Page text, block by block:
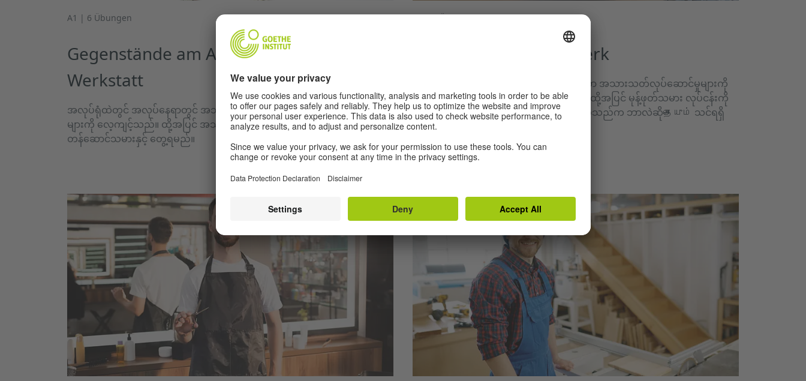
A1 | 6 Übungen
Gegenstände am Arbeitsplatz: In der
Werkstatt
အလုပ်ရုံထဲတွင် အလုပ်နေရာတွင် အသုံးပြုသော အရေးကြီးပစ္စည်းများ၏အမည်
များကို လေ့ကျင့်သည်။ ထို့အပြင် အသီးသီးက မှတ်တမ်းတင်သူ မာကို၊ တေး
တန်ဆောင်သမားနှင့် တွေ့ရမည်။
A2 | 6 Übungen
Tätigkeiten im Handwerk
ဤလေ့ကျင့်ခန်းများတွင် လက်မှုပညာ၌ရှိသော အသားသတ်လုပ်ဆောင်မှုများကို
လေ့လာပြီး ဝေါဟာရများကို လေ့ကျင့်သည်။ ထို့အပြင် မုန့်ဖုတ်သမား လုပ်ငန်းကို
လည်း သိလာပြီး “ဘားလင်းနား ပန်းကေး” ဆိုသည်က ဘာလဲဆိုதையும் သင်ရရှိ
မည်။